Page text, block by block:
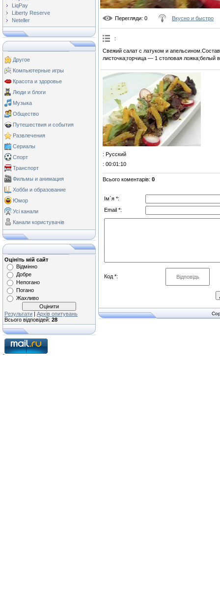
LiqPay
Liberty Reserve
Neteller
Другое
Компьютерные игры
Красота и здоровье
Люди и блоги
Музыка
Общество
Путешествия и события
Развлечения
Сериалы
Спорт
Транспорт
Фильмы и анимация
Хобби и образование
Юмор
Усі канали
Канали користувачів
Оцініть мій сайт
Відмінно
Добре
Непогано
Погано
Жахливо
Результати | Архів опитувань
Всього відповідей: 28
Перегляди: 0 Вкусно и быстро
:
Свежий салат с латуком и
листочка;горчица — 1 столовая
: Русский
: 00:01:10
Всього коментарів: 0
Ім`я *:
Email *:
Код *: